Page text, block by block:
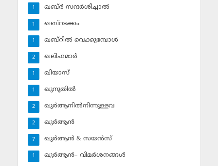
ഖബ്ര്‍ സന്ദര്‍ശിച്ചാല്‍
1
ഖബ്‌റടക്കം
1
ഖബ്‌റില്‍ വെക്കുമ്പോള്‍
1
ഖലീഫമാര്‍
2
ഖിയാസ്
1
ഖുനൂതില്‍
1
ഖുര്‍ആനില്‍നിന്നുള്ളവ
2
ഖുര്‍ആന്‍
2
ഖുര്‍ആന്‍ & സയന്‍സ്‌
7
ഖുര്‍ആന്‍– വിമര്‍ശനങ്ങള്‍
1